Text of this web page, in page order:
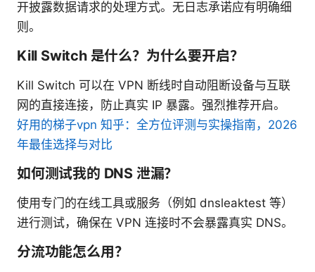
开披露数据请求的处理方式。无日志承诺应有明确细
则。
Kill Switch 是什么？为什么要开启？
Kill Switch 可以在 VPN 断线时自动阻断设备与互联
网的直接连接，防止真实 IP 暴露。强烈推荐开启。
好用的梯子vpn 知乎：全方位评测与实操指南，2026
年最佳选择与对比
如何测试我的 DNS 泄漏？
使用专门的在线工具或服务（例如 dnsleaktest 等）
进行测试，确保在 VPN 连接时不会暴露真实 DNS。
分流功能怎么用？